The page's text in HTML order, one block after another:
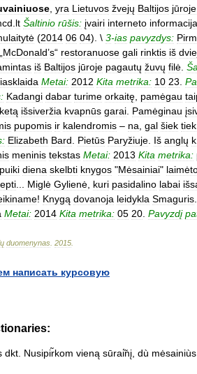
yra Lietuvos žvejų Baltijos jūroje
lt Šaltinio rūšis: įvairi interneto informacija
(2014 06 04). \ 3-ias pavyzdys:
McDonald’s“ restoranuose gali rinktis iš
iš Baltijos jūroje pagautų žuvų filė
Metai: 2012 Kita metrika: 10 23
Kadangi dabar turime orkaitę pamėgau
išsiveržia kvapnūs garai Pamėginau
pupomis ir kalendromis – na gal šiek tiek
Elizabeth Bard Pietūs Paryžiuje Iš anglų k
meninis tekstas Metai: 2013 Kita metrika:
puiki diena skelbti knygos "Mėsainiai"
Miglė Gylienė kuri pasidalino labai
! Knygą dovanoja leidykla Smaguris
Metai: 2014 Kita metrika: 05 20 Pavyzdį
duomenynas 2015
написать курсовую
Nusipir̃kom vieną sūrai̇̃nį, dù